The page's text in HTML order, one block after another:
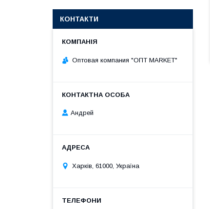
КОНТАКТИ
Оптовая компания "ОПТ MARKET"
Андрей
Харків, 61000, Україна